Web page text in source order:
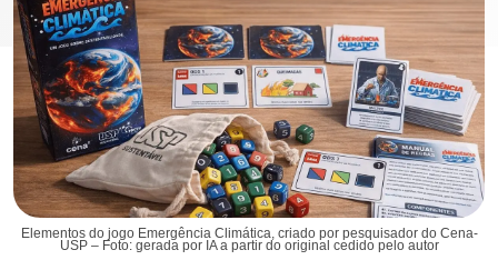
Elementos do jogo Emergência Climática, criado por pesquisador do Cena-
USP – Foto: gerada por IA a partir do original cedido pelo autor